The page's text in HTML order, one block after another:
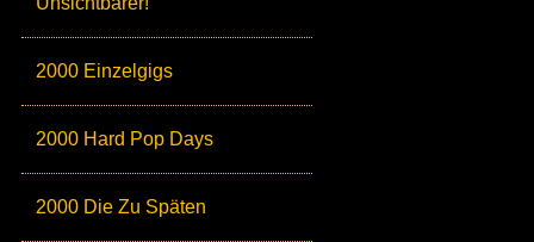
2000 Einzelgigs
2000 Hard Pop Days
2000 Die Zu Späten